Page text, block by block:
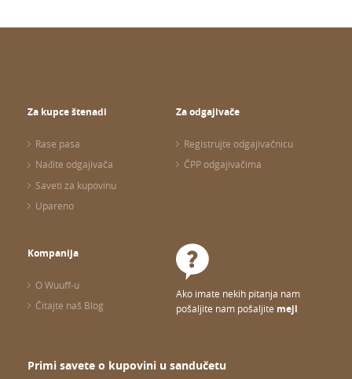
Za kupce štenadi
Rase pasa
Nađite odgajivača
Saveti za kupovinu
Upareno
Za odgajivače
Registrujte odgajivačnicu
ČPP odgajivačima
Kompanija
O Wuuff-u
Čitajte naš Blog
Ako imate nekih pitanja nam
pošaljite nam pošaljite mejl
Primi savete o kupovini u sandučetu